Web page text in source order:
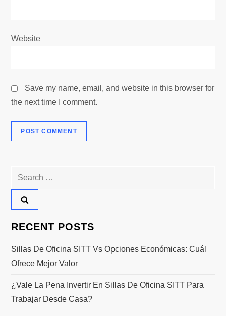
Website
Save my name, email, and website in this browser for
the next time I comment.
Search
RECENT POSTS
Sillas De Oficina SITT Vs Opciones Económicas: Cuál
Ofrece Mejor Valor
¿Vale La Pena Invertir En Sillas De Oficina SITT Para
Trabajar Desde Casa?